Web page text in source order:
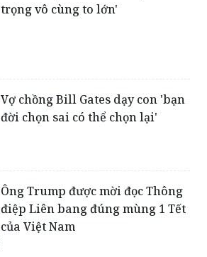
trọng vô cùng to lớn'
Vợ chồng Bill Gates dạy con 'bạn
đời chọn sai có thể chọn lại'
Ông Trump được mời đọc Thông
điệp Liên bang đúng mùng 1 Tết
của Việt Nam